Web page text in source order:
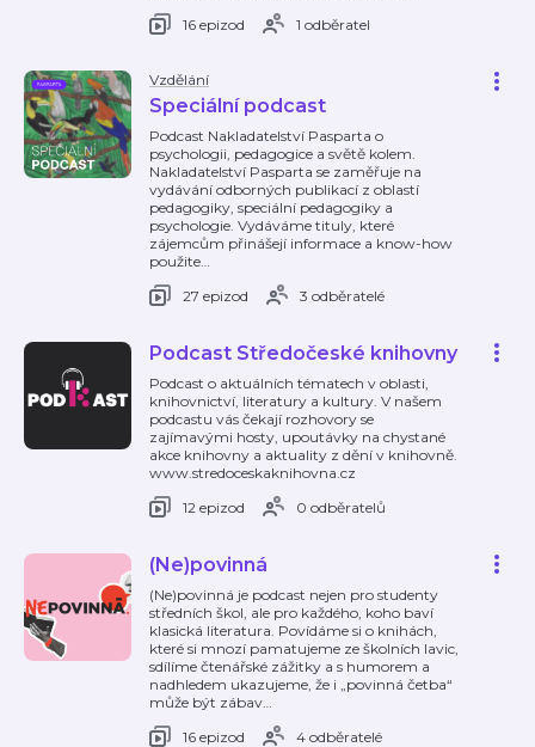
16 epizod
1 odběratel
Vzdělání
Speciální podcast
Podcast Nakladatelství Pasparta o
psychologii, pedagogice a světě kolem.
Nakladatelství Pasparta se zaměřuje na
vydávání odborných publikací z oblastí
pedagogiky, speciální pedagogiky a
psychologie. Vydáváme tituly, které
zájemcům přinášejí informace a know-how
použite…
27 epizod
3 odběratelé
Podcast Středočeské knihovny
Podcast o aktuálních tématech v oblasti,
knihovnictví, literatury a kultury. V našem
podcastu vás čekají rozhovory se
zajímavými hosty, upoutávky na chystané
akce knihovny a aktuality z dění v knihovně.
www.stredoceskaknihovna.cz
12 epizod
0 odběratelů
(Ne)povinná
(Ne)povinná je podcast nejen pro studenty
středních škol, ale pro každého, koho baví
klasická literatura. Povídáme si o knihách,
které si mnozí pamatujeme ze školních lavic,
sdílíme čtenářské zážitky a s humorem a
nadhledem ukazujeme, že i „povinná četba“
může být zábav…
16 epizod
4 odběratelé